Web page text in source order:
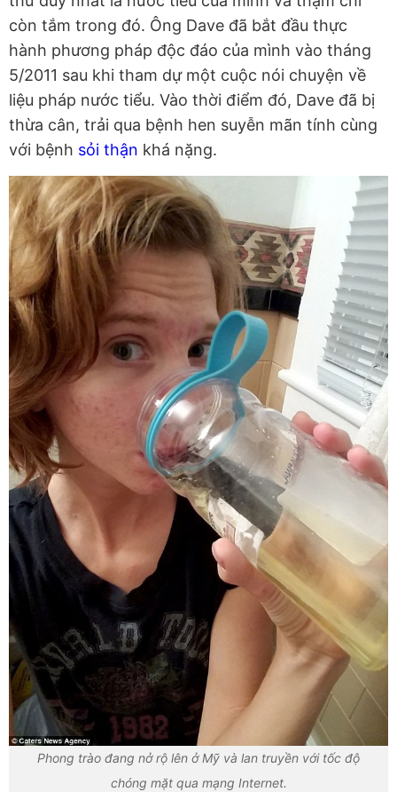
còn tắm trong đó. Ông Dave đã bắt đầu thực
hành phương pháp độc đáo của mình vào tháng
5/2011 sau khi tham dự một cuộc nói chuyện về
liệu pháp nước tiểu. Vào thời điểm đó, Dave đã bị
thừa cân, trải qua bệnh hen suyễn mãn tính cùng
với bệnh sỏi thận khá nặng.
Phong trào đang nở rộ lên ở Mỹ và lan truyền với tốc độ
chóng mặt qua mạng Internet.